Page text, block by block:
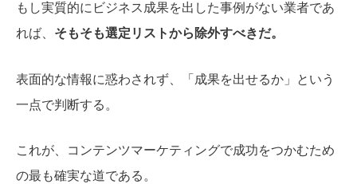
もし実質的にビジネス成果を出した事例 がない業者であ
れば、 そもそも選定リストから除外すべきだ。
表面的な情報に惑わされず、「成果を出せるか」という
一点で判断する。
これが、コンテンツマーケティングで成功をつかむため
の最も確実な道である。